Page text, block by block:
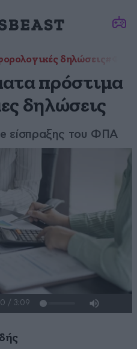
δηλώσεις
πρόστιμα
δηλώσεις
είσπραξης του ΦΠΑ